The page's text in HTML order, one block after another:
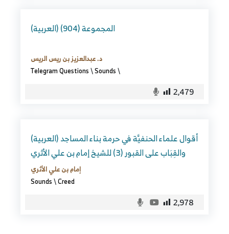
(العربية) المجموعة (904)
د. عبدالعزيز بن ريس الريس
Telegram Questions\Sounds\
2,479
(العربية) أقوال علماء الحنفيَّة في حرمة بناء المساجد
والقِبَاب على القبور (3) للشيخ إمام بن علي الأثري
إمام بن علي الأثري
Sounds\Creed
2,978